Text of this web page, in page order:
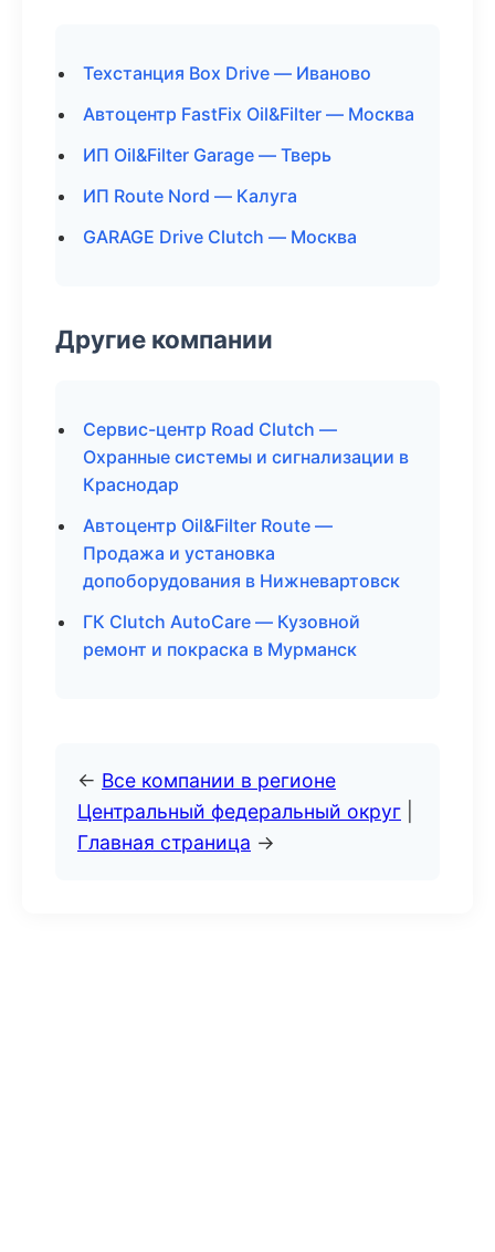
Техстанция Box Drive — Иваново
Автоцентр FastFix Oil&Filter — Москва
ИП Oil&Filter Garage — Тверь
ИП Route Nord — Калуга
GARAGE Drive Clutch — Москва
Другие компании
Сервис-центр Road Clutch —
Охранные системы и сигнализации в
Краснодар
Автоцентр Oil&Filter Route —
Продажа и установка
допоборудования в Нижневартовск
ГК Clutch AutoCare — Кузовной
ремонт и покраска в Мурманск
← Все компании в регионе
Центральный федеральный округ
Главная страница →